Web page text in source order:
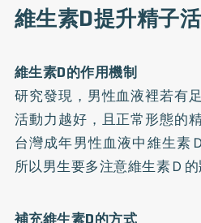
維生素D提升精子
維生素D的作用機制
研究發現，男性血液裡若有
活動力越好，且正常形態的
台灣成年男性血液中維生素
所以男生要多注意維生素Ｄ的